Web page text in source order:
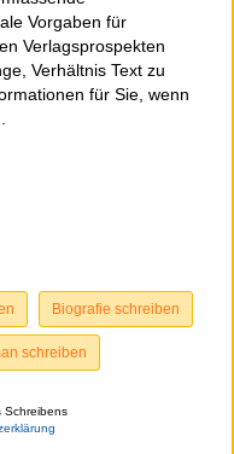
Vorgaben für
Verlagsprospekten
Verhältnis Text zu
für Sie, wenn
Biografie schreiben
schreiben